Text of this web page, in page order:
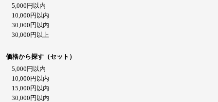
5,000円以内
10,000円以内
30,000円以内
30,000円以上
価格から探す（セット）
5,000円以内
10,000円以内
15,000円以内
30,000円以内